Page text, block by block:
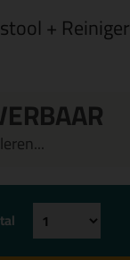
+ Reiniger